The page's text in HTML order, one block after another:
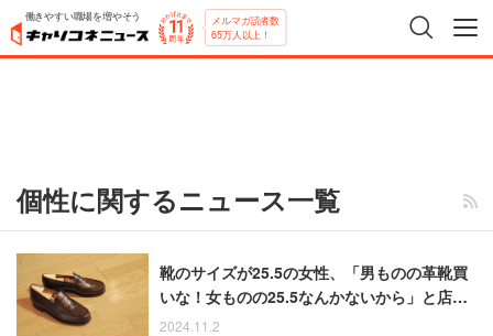
働きやすい職場を増やそう メルマガ読者数
65万人以上！
個性に関するニュース一覧
靴のサイズが25.5の女性、「男ものの革靴買
いな！女ものの25.5なんかないから」と店員
に言われた悲しい記憶
2024.11.2